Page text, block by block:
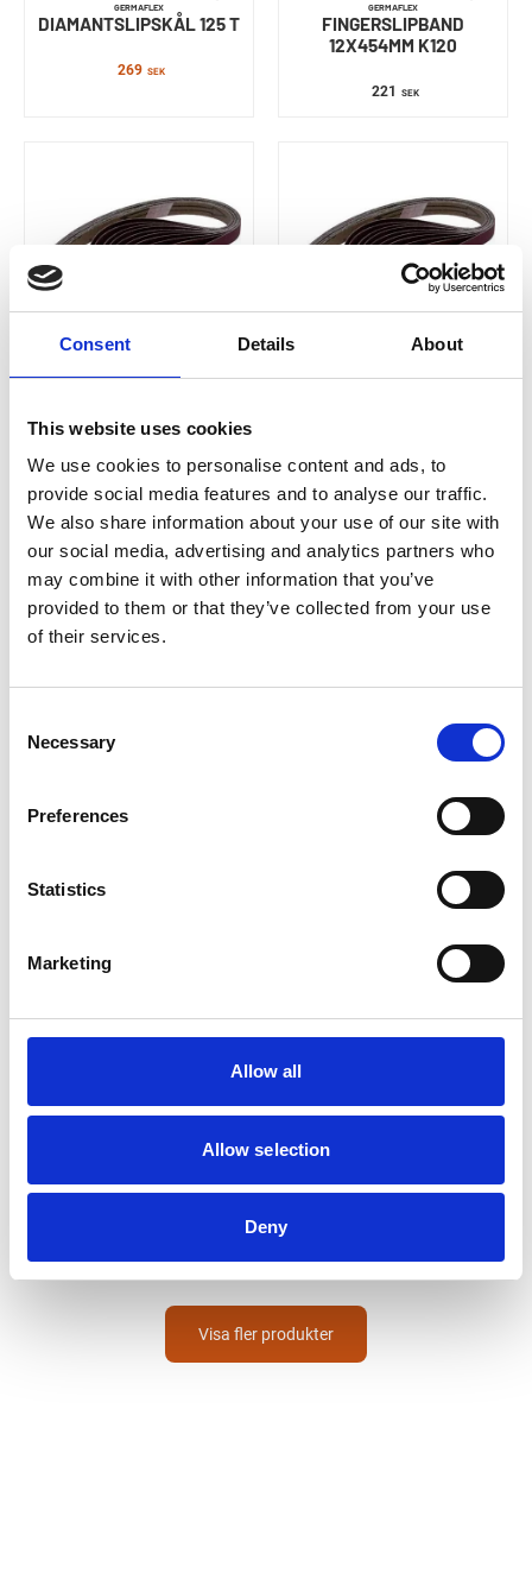
Consent Details About
This website uses cookies
We use cookies to personalise content and ads, to
provide social media features and to analyse our traffic.
We also share information about your use of our site with
our social media, advertising and analytics partners who
may combine it with other information that you’ve
provided to them or that they’ve collected from your use
of their services.
Selection
Necessary
Preferences
Statistics
Marketing
Allow all
Allow selection
Deny
GERMAFLEX
DIAMANTSLIPSKÅL 125 T
269 SEK
GERMAFLEX
FINGERSLIPBAND
12X454MM K120
221 SEK
12X454MM K40
173SEK 173SEK
100MM M14
Visa fler produkter